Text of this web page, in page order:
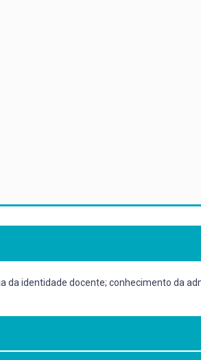
da identidade docente; conhecimento da